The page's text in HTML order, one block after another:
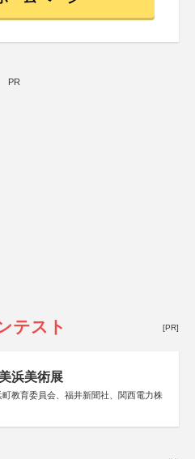
PR
テスト [PR]
浜美術展
教育委員会、福井新聞社、関西電力株